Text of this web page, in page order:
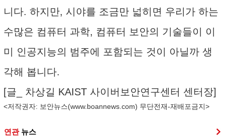
니다. 하지만, 시야를 조금만 넓히면 우리가 하는
수많은 컴퓨터 과학, 컴퓨터 보안의 기술들이 이
미 인공지능의 범주에 포함되는 것이 아닐까 생
각해 봅니다.
[글_ 차상길 KAIST 사이버보안연구센터 센터장]
<저작권자: 보안뉴스(www.boannews.com) 무단전재-재배포금지>
연관 뉴스